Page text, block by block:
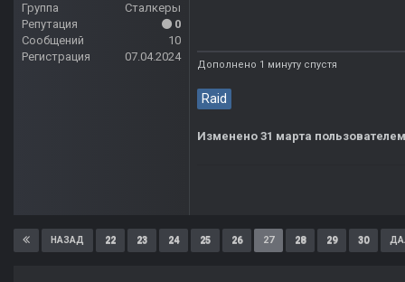
Группа
Сталкеры
Репутация
0
Сообщений
10
Регистрация
07.04.2024
Дополнено 1 минуту спустя
Raid
Изменено 31 марта
НАЗАД 22 23 24 25 26 27 28 29 30